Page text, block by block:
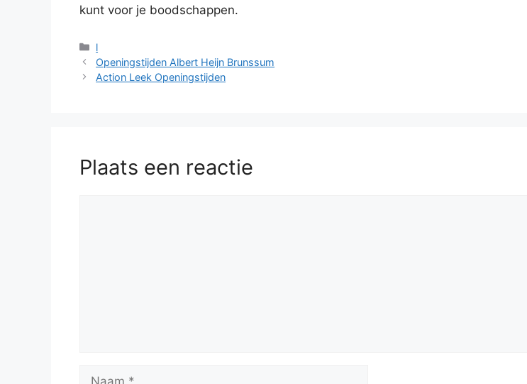
kunt voor je boodschappen.
Categorieën
l
Openingstijden Albert Heijn Brunssum
Action Leek Openingstijden
Plaats een reactie